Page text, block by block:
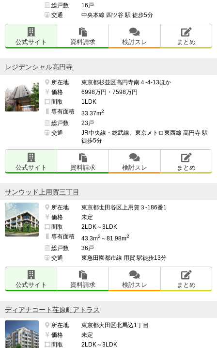
総戸数
16戸
交通
中央本線 四ツ谷 駅 徒歩5分
公式サイト 資料請求 検討スレ まとめ
レジデンシャル高円寺
所在地
東京都杉並区高円寺南４-4-13ほか
価格
6998万円・7598万円
間取
1LDK
専有面積
33.37m2
総戸数
23戸
交通
JR中央線・総武線、東京メトロ東西線 高円寺 駅
徒歩5分
公式サイト 資料請求 検討スレ まとめ
サンウッド上用賀三丁目
所在地
東京都世田谷区上用賀３-186番1
価格
未定
間取
2LDK～3LDK
専有面積
43.3m2 ～81.98m2
総戸数
36戸
交通
東急田園都市線 用賀 駅徒歩13分
公式サイト 資料請求 検討スレ まとめ
ディアナコート荏原町アトラス
所在地
東京都大田区北馬込1丁目
価格
未定
間取
2LDK～3LDK